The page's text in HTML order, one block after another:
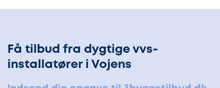
Få tilbud fra dygtige vvs-
installatører i Vojens